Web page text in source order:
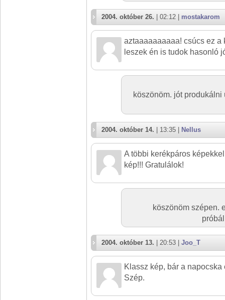
2004. október 26. | 02:12 | mostakarom
aztaaaaaaaaaa! csúcs ez a
leszek én is tudok hasonló
köszönöm. jót
2004. október 14. | 13:35 | Nellus
A többi kerékpáros
kép!!! Gratulálok!
köszönöm szépen.
2004. október 13. | 20:53 | Joo_T
Klassz kép, bár a napocska
Szép.